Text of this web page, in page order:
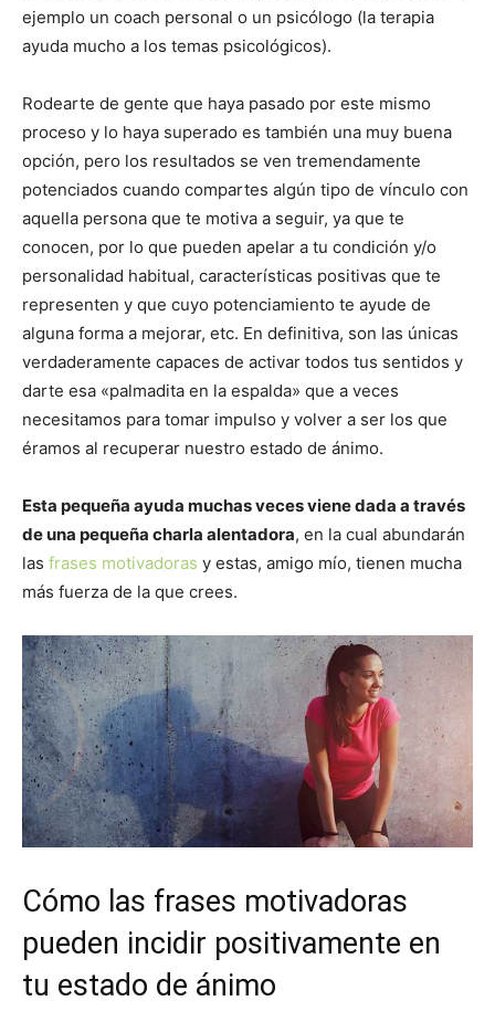
ejemplo un coach personal o un psicólogo (la terapia
ayuda mucho a los temas psicológicos).
Rodearte de gente que haya pasado por este mismo
proceso y lo haya superado es también una muy buena
opción, pero los resultados se ven tremendamente
potenciados cuando compartes algún tipo de vínculo con
aquella persona que te motiva a seguir, ya que te
conocen, por lo que pueden apelar a tu condición y/o
personalidad habitual, características positivas que te
representen y que cuyo potenciamiento te ayude de
alguna forma a mejorar, etc. En definitiva, son las únicas
verdaderamente capaces de activar todos tus sentidos y
darte esa «palmadita en la espalda» que a veces
necesitamos para tomar impulso y volver a ser los que
éramos al recuperar nuestro estado de ánimo.
Esta pequeña ayuda muchas veces viene dada a través
de una pequeña charla alentadora, en la cual abundarán
las frases motivadoras y estas, amigo mío, tienen mucha
más fuerza de la que crees.
Cómo las frases motivadoras
pueden incidir positivamente en
tu estado de ánimo